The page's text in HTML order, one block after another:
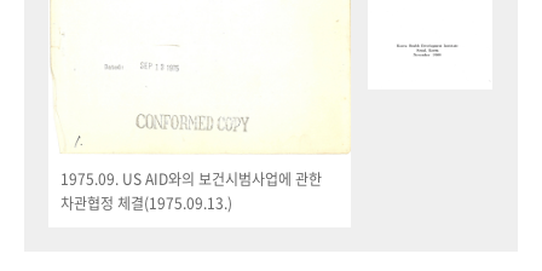
1975.09. US AID와의 보건시범사업에 관한
차관협정 체결(1975.09.13.)